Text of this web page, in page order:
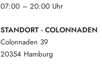
07:00 – 20:00 Uhr
STANDORT - COLONNADEN
Colonnaden 39
20354 Hamburg